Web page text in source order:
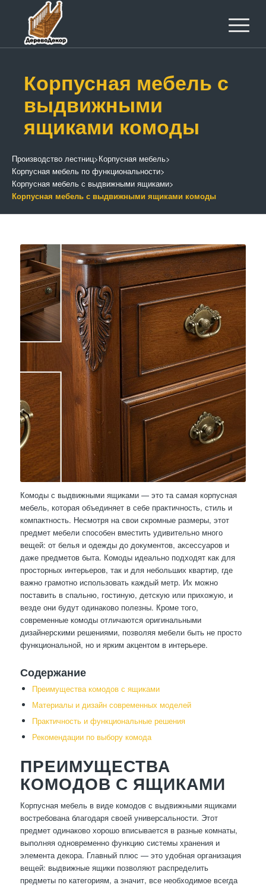
Корпусная мебель с
выдвижными
ящиками комоды
Производство лестниц>Корпусная мебель>
Корпусная мебель по функциональности>
Корпусная мебель с выдвижными ящиками>
Корпусная мебель с выдвижными ящиками комоды
Комоды с выдвижными ящиками — это та самая корпусная
мебель, которая объединяет в себе практичность, стиль и
компактность. Несмотря на свои скромные размеры, этот
предмет мебели способен вместить удивительно много
вещей: от белья и одежды до документов, аксессуаров и
даже предметов быта. Комоды идеально подходят как для
просторных интерьеров, так и для небольших квартир, где
важно грамотно использовать каждый метр. Их можно
поставить в спальню, гостиную, детскую или прихожую, и
везде они будут одинаково полезны. Кроме того,
современные комоды отличаются оригинальными
дизайнерскими решениями, позволяя мебели быть не просто
функциональной, но и ярким акцентом в интерьере.
Содержание
Преимущества комодов с ящиками
Материалы и дизайн современных моделей
Практичность и функциональные решения
Рекомендации по выбору комода
ПРЕИМУЩЕСТВА
КОМОДОВ С ЯЩИКАМИ
Корпусная мебель в виде комодов с выдвижными ящиками
востребована благодаря своей универсальности. Этот
предмет одинаково хорошо вписывается в разные комнаты,
выполняя одновременно функцию системы хранения и
элемента декора. Главный плюс — это удобная организация
вещей: выдвижные ящики позволяют распределить
предметы по категориям, а значит, все необходимое всегда